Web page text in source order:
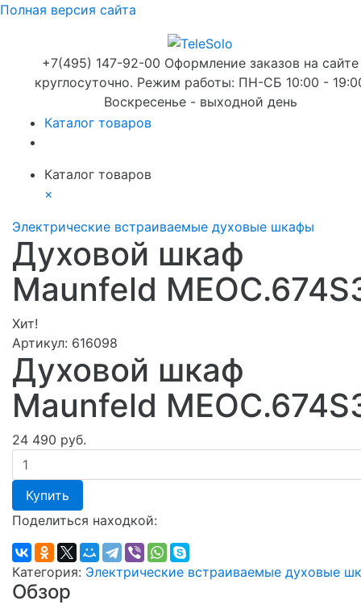
Полная версия сайта
+7(495) 147-92-00 Оформление заказов на сайте
круглосуточно. Режим работы: ПН-СБ 10:00 -
Воскресенье - выходной день
Каталог товаров
Каталог товаров
×
Электрические встраиваемые духовые шкафы
Духовой шкаф
Maunfeld
Хит!
Артикул: 616098
Духовой шкаф
Maunfeld
24 490 руб.
Купить
Поделиться находкой:
Категория: Электрические встраиваемые духовые
Обзор